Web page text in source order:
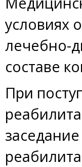
условиях
лечебно-
составе
При